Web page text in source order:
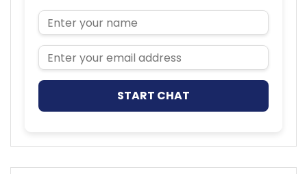
Name
Email Address
START CHAT